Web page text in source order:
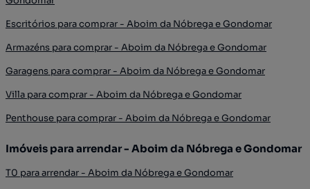
Escritórios para comprar - Aboim da Nóbrega e Gondomar
Armazéns para comprar - Aboim da Nóbrega e Gondomar
Garagens para comprar - Aboim da Nóbrega e Gondomar
Villa para comprar - Aboim da Nóbrega e Gondomar
Penthouse para comprar - Aboim da Nóbrega e Gondomar
Imóveis para arrendar - Aboim da Nóbrega e Gondomar
T0 para arrendar - Aboim da Nóbrega e Gondomar